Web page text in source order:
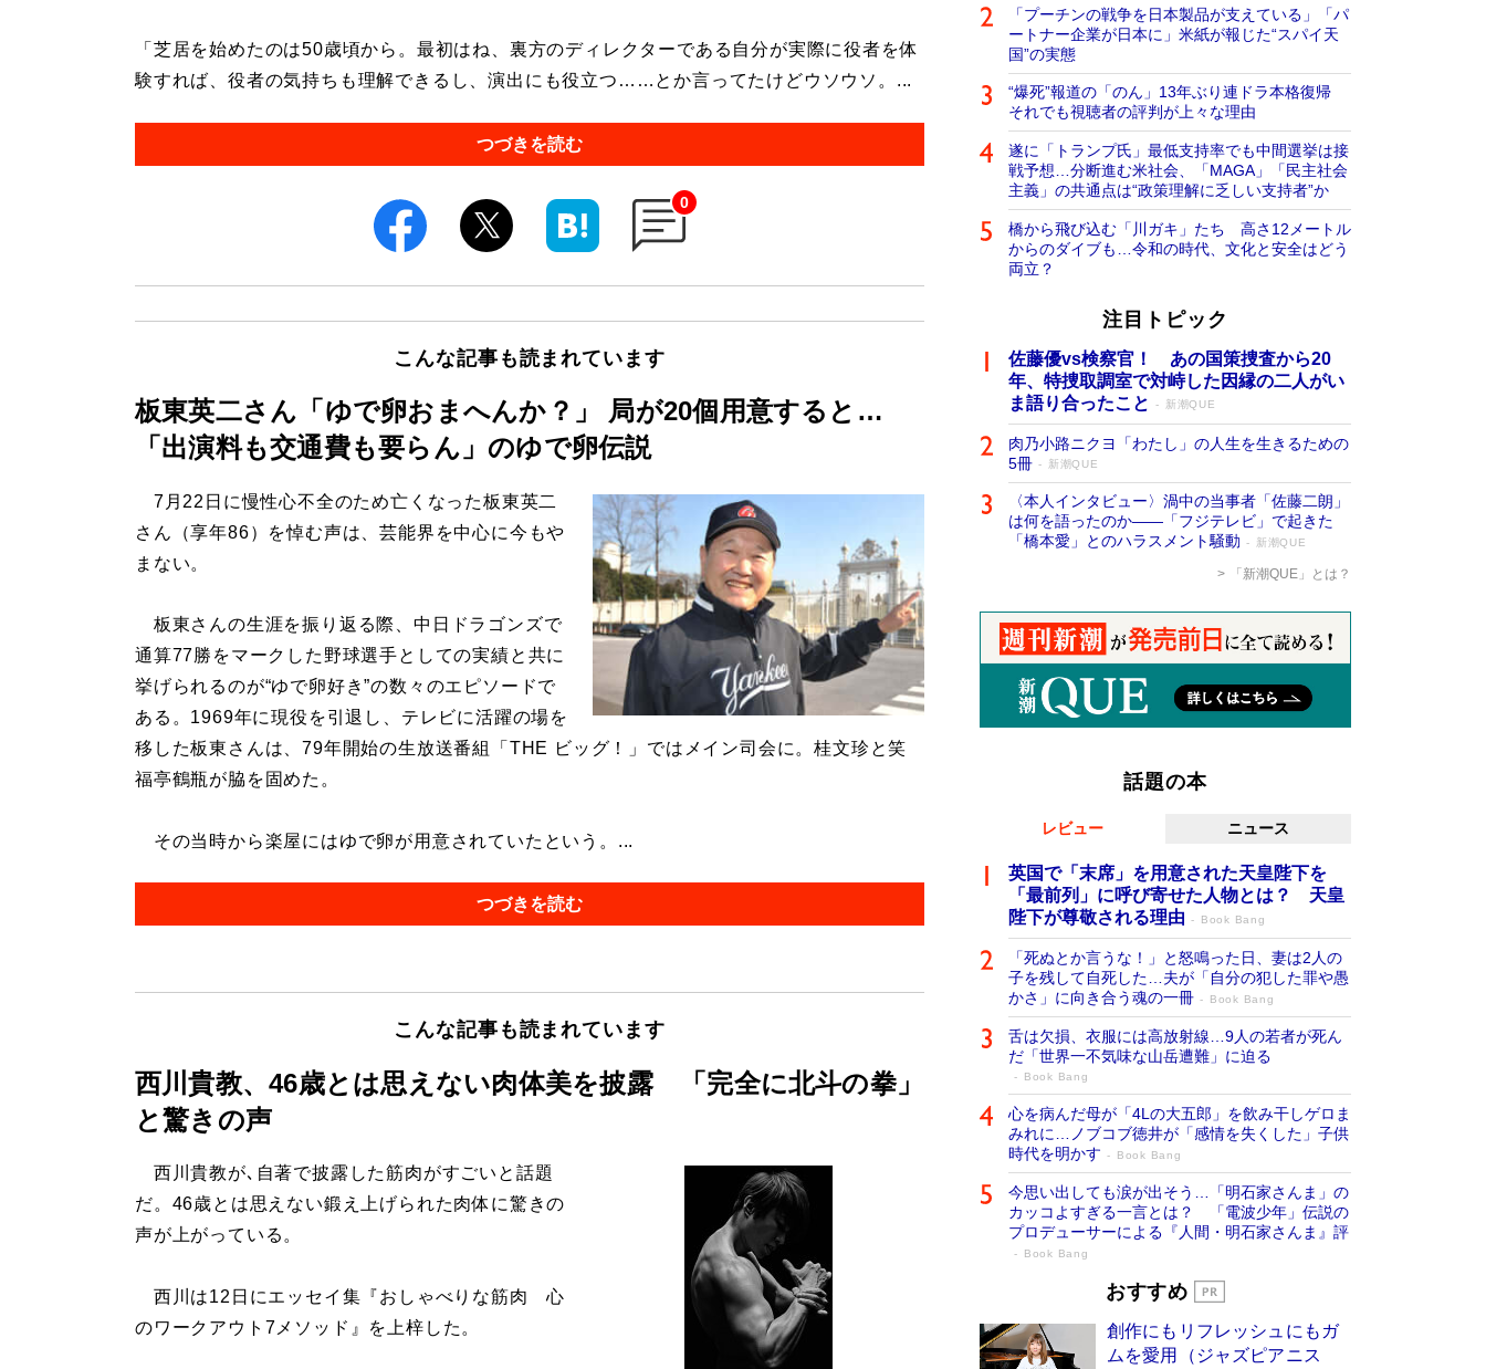
「芝居を始めたのは50歳頃から。最初はね、裏方のディレクターである自分が実際に役者を体
験すれば、役者の気持ちも理解できるし、演出にも役立つ……とか言ってたけどウソウソ。...
つづきを読む
0
こんな記事も読まれています
板東英二さん「ゆで卵おまへんか？」 局が20個用意すると…
「出演料も交通費も要らん」のゆで卵伝説
7月22日に慢性心不全のため亡くなった板東英二
さん（享年86）を悼む声は、芸能界を中心に今もや
まない。
板東さんの生涯を振り返る際、中日ドラゴンズで
通算77勝をマークした野球選手としての実績と共に
挙げられるのが“ゆで卵好き”の数々のエピソードで
ある。1969年に現役を引退し、テレビに活躍の場を
移した板東さんは、79年開始の生放送番組「THE ビッグ！」ではメイン司会に。桂文珍と笑
福亭鶴瓶が脇を固めた。
その当時から楽屋にはゆで卵が用意されていたという。...
つづきを読む
こんな記事も読まれています
西川貴教、46歳とは思えない肉体美を披露 「完全に北斗の拳」
と驚きの声
西川貴教が､自著で披露した筋肉がすごいと話題
だ。46歳とは思えない鍛え上げられた肉体に驚きの
声が上がっている。
西川は12日にエッセイ集『おしゃべりな筋肉 心
のワークアウト7メソッド』を上梓した。
「プーチンの戦争を日本製品が支えている」「パ
ートナー企業が日本に」米紙が報じた“スパイ天
国”の実態
“爆死”報道の「のん」13年ぶり連ドラ本格復帰
それでも視聴者の評判が上々な理由
遂に「トランプ氏」最低支持率でも中間選挙は接
戦予想…分断進む米社会、「MAGA」「民主社会
主義」の共通点は“政策理解に乏しい支持者”か
橋から飛び込む「川ガキ」たち 高さ12メートル
からのダイブも…令和の時代、文化と安全はどう
両立？
注目トピック
佐藤優vs検察官！ あの国策捜査から20
年、特捜取調室で対峙した因縁の二人がい
ま語り合ったこと
新潮QUE
肉乃小路ニクヨ「わたし」の人生を生きるための
5冊
新潮QUE
〈本人インタビュー〉渦中の当事者「佐藤二朗」
は何を語ったのか――「フジテレビ」で起きた
「橋本愛」とのハラスメント騒動
新潮QUE
「新潮QUE」とは？
話題の本
レビュー ニュース
英国で「末席」を用意された天皇陛下を
「最前列」に呼び寄せた人物とは？ 天皇
陛下が尊敬される理由
Book Bang
「死ぬとか言うな！」と怒鳴った日、妻は2人の
子を残して自死した…夫が「自分の犯した罪や愚
かさ」に向き合う魂の一冊
Book Bang
舌は欠損、衣服には高放射線…9人の若者が死ん
だ「世界一不気味な山岳遭難」に迫る
Book Bang
心を病んだ母が「4Lの大五郎」を飲み干しゲロま
みれに…ノブコブ徳井が「感情を失くした」子供
時代を明かす
Book Bang
今思い出しても涙が出そう…「明石家さんま」の
カッコよすぎる一言とは？ 「電波少年」伝説の
プロデューサーによる『人間・明石家さんま』評
Book Bang
「叱って伸びるやつは、褒めたらもっと伸
た“人を育てるコツ”…芸への考え方を明か
す
Book Bang
おすすめ
創作にもリフレッシュにもガ
ムを愛用（ジャズピアニス